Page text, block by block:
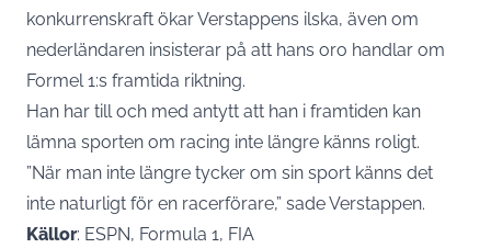
konkurrenskraft ökar Verstappens ilska, även om
nederländaren insisterar på att hans oro handlar om
Formel 1:s framtida riktning.
Han har till och med antytt att han i framtiden kan
lämna sporten om racing inte längre känns roligt.
”När man inte längre tycker om sin sport känns det
inte naturligt för en racerförare,” sade Verstappen.
Källor: ESPN, Formula 1, FIA